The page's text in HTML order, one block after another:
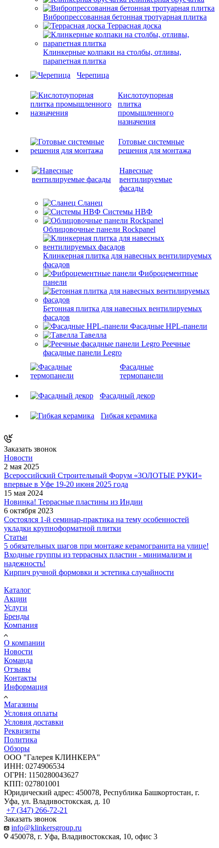
Вибропрессованная бетонная тротуарная плитка
Террасная доска
Клинкерные колпаки на столбы, отливы,
парапетная плитка
Черепица
Кислотоупорная
плитка
промышленного
назначения
Готовые системные
решения для монтажа
Навесные
вентилируемые
фасады
Сланец
Системы НВФ
Облицовочные панели Rockpanel
Клинкерная плитка для навесных вентилируемых
фасадов
Фиброцементные
панели
Бетонная плитка для навесных вентилируемых
фасадов
Фасадные HPL-панели
Тавелла
Реечные
фасадные панели Legro
Фасадные
термопанели
Фасадный декор
Гибкая керамика
Заказать звонок
Новости
2 мая 2025
Всероссийский Строительный Форум «ЗОЛОТЫЕ РУКИ»
впервые в Уфе 19-20 июня 2025 года
15 мая 2024
Новинка! Террасные пластины из Индии
6 октября 2023
Состоялся 1-й семинар-практика на тему особенностей
укладки крупноформатной плитки
Статьи
5 обязательных шагов при монтаже керамогранита на улице!
Входные группы из террасных пластин - минимализм и
надежность!
Кирпич ручной формовки и эстетика случайности
Каталог
Акции
Услуги
Бренды
Компания
О компании
Новости
Команда
Отзывы
Контакты
Информация
Магазины
Условия оплаты
Условия доставки
Реквизиты
Политика
Обзоры
ООО "Галерея КЛИНКЕРА"
ИНН: 0274906534
ОГРН: 1150280043627
КПП: 027801001
Юридический адрес: 450078, Республика Башкортостан, г.
Уфа, ул. Владивостокская, д. 10
+7 (347) 266-72-21
Заказать звонок
info@klinkersgroup.ru
450078, г. Уфа, Владивостокская, 10, офис 3